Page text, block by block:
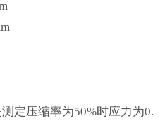
定压缩率为50%时应力为0.